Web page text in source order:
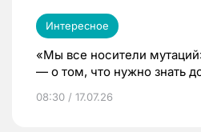
Интересное
«Мы все носители
— о том, что нужно знать
08:30 / 17.07.26